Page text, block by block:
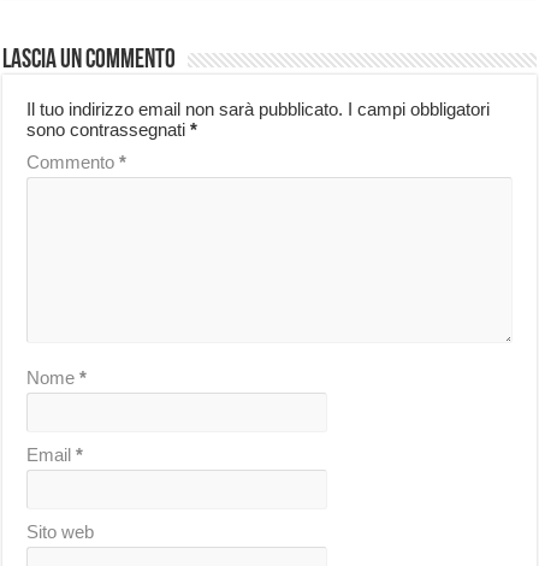
Lascia un commento
Il tuo indirizzo email non sarà pubblicato. I campi obbligatori
sono contrassegnati*
Commento*
Nome*
Email*
Sito web